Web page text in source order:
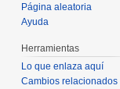
Página aleatoria
Ayuda
Herramientas
Lo que enlaza aquí
Cambios relacionados